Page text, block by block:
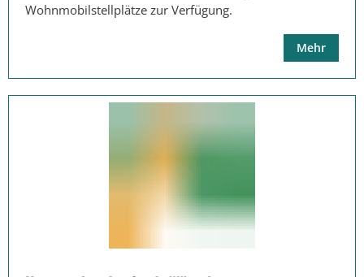
Wohnmobilstellplätze zur Verfügung.
Mehr